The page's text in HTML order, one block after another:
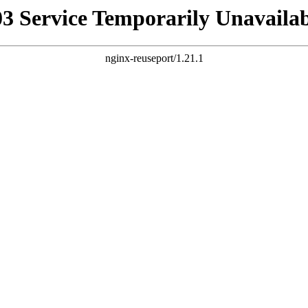
Service Temporarily
nginx-reuseport/1.21.1